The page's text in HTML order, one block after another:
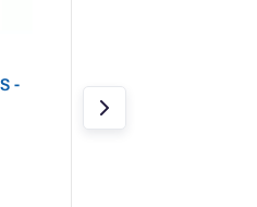
-
mit MS - Schwarz
Auf Lager 19 Stk.